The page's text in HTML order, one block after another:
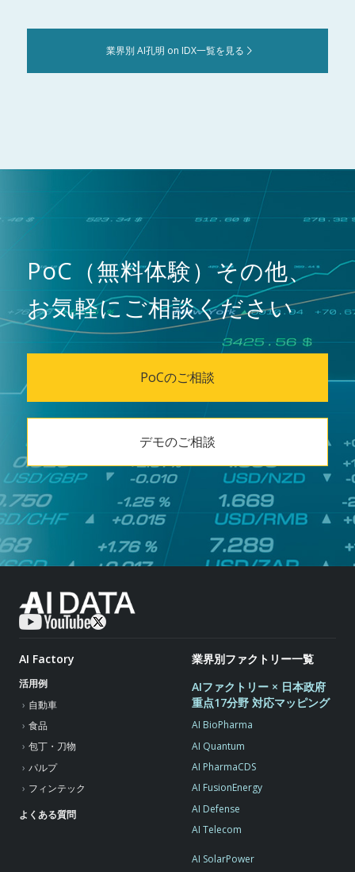
業界別 AI孔明 on IDX一覧を見る
PoC（無料体験）その他、
お気軽にご相談ください
PoCのご相談
デモのご相談
AI Factory
活用例
自動車
食品
包丁・刀物
パルプ
フィンテック
よくある質問
業界別ファクトリー一覧
AIファクトリー × 日本政府
重点17分野 対応マッピング
AI BioPharma
AI Quantum
AI PharmaCDS
AI FusionEnergy
AI Defense
AI Telecom
AI SolarPower